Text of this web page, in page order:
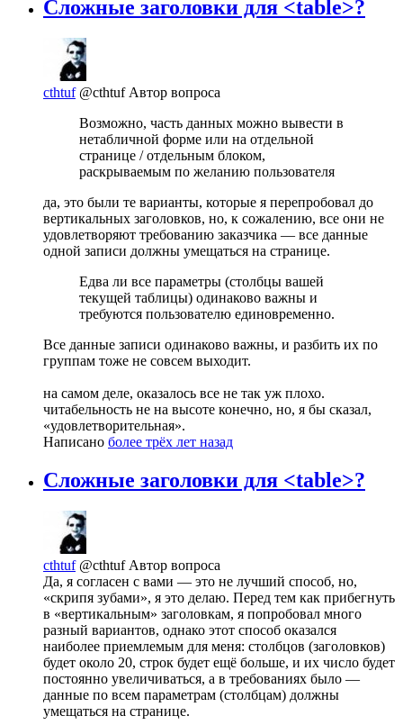
Сложные заголовки для <table>?
cthtuf @cthtuf Автор вопроса
Возможно, часть данных можно вывести в
нетабличной форме или на отдельной
странице / отдельным блоком,
раскрываемым по желанию пользователя
да, это были те варианты, которые я перепробовал до
вертикальных заголовков, но, к сожалению, все они не
удовлетворяют требованию заказчика — все данные
одной записи должны умещаться на странице.
Едва ли все параметры (столбцы вашей
текущей таблицы) одинаково важны и
требуются пользователю единовременно.
Все данные записи одинаково важны, и разбить их по
группам тоже не совсем выходит.
на самом деле, оказалось все не так уж плохо.
читабельность не на высоте конечно, но, я бы сказал,
«удовлетворительная».
Написано более трёх лет назад
Сложные заголовки для <table>?
cthtuf @cthtuf Автор вопроса
Да, я согласен с вами — это не лучший способ, но,
«скрипя зубами», я это делаю. Перед тем как прибегнуть
в «вертикальным» заголовкам, я попробовал много
разный вариантов, однако этот способ оказался
наиболее приемлемым для меня: столбцов (заголовков)
будет около 20, строк будет ещё больше, и их число будет
постоянно увеличиваться, а в требованиях было —
данные по всем параметрам (столбцам) должны
умещаться на странице.